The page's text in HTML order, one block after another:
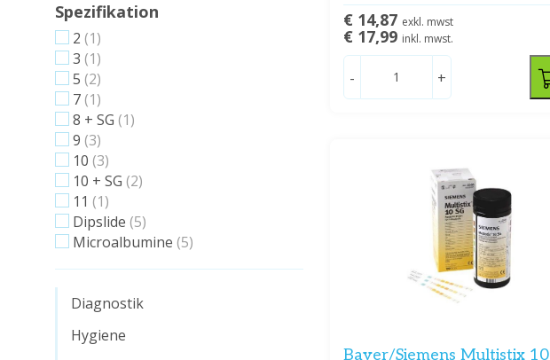
Spezifikation
2 (1)
3 (1)
5 (2)
7 (1)
8 + SG (1)
9 (3)
10 (3)
10 + SG (2)
11 (1)
Dipslide (5)
Microalbumine (5)
Diagnostik
Hygiene
€ 14,87 exkl. mwst
€ 17,99 inkl. mwst.
- +
Bayer/Siemens Multistix 10